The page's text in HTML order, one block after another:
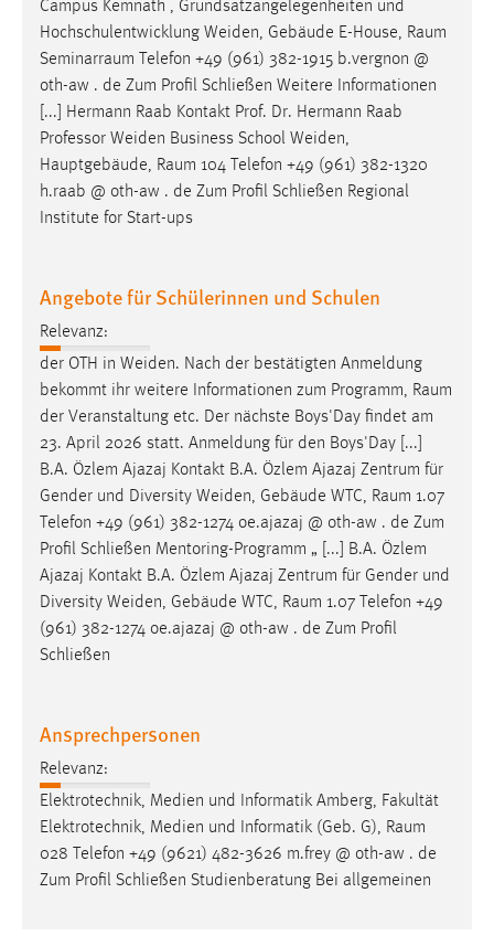
Campus Kemnath , Grundsatzangelegenheiten und
Hochschulentwicklung Weiden, Gebäude E-House, Raum
Seminarraum Telefon +49 (961) 382-1915 b.vergnon @
oth-aw . de Zum Profil Schließen Weitere Informationen
[...] Hermann Raab Kontakt Prof. Dr. Hermann Raab
Professor Weiden Business School Weiden,
Hauptgebäude, Raum 104 Telefon +49 (961) 382-1320
h.raab @ oth-aw . de Zum Profil Schließen Regional
Institute for Start-ups
Angebote für Schülerinnen und Schulen
Relevanz:
der OTH in Weiden. Nach der bestätigten Anmeldung
bekommt ihr weitere Informationen zum Programm, Raum
der Veranstaltung etc. Der nächste Boys'Day findet am
23. April 2026 statt. Anmeldung für den Boys'Day [...]
B.A. Özlem Ajazaj Kontakt B.A. Özlem Ajazaj Zentrum für
Gender und Diversity Weiden, Gebäude WTC, Raum 1.07
Telefon +49 (961) 382-1274 oe.ajazaj @ oth-aw . de Zum
Profil Schließen Mentoring-Programm „ [...] B.A. Özlem
Ajazaj Kontakt B.A. Özlem Ajazaj Zentrum für Gender und
Diversity Weiden, Gebäude WTC, Raum 1.07 Telefon +49
(961) 382-1274 oe.ajazaj @ oth-aw . de Zum Profil
Schließen
Ansprechpersonen
Relevanz:
Elektrotechnik, Medien und Informatik Amberg, Fakultät
Elektrotechnik, Medien und Informatik (Geb. G), Raum
028 Telefon +49 (9621) 482-3626 m.frey @ oth-aw . de
Zum Profil Schließen Studienberatung Bei allgemeinen